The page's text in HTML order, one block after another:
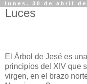
lunes, 30 de abril de
Luces
El Árbol de Jesé es
principios del XIV que
virgen, en el brazo